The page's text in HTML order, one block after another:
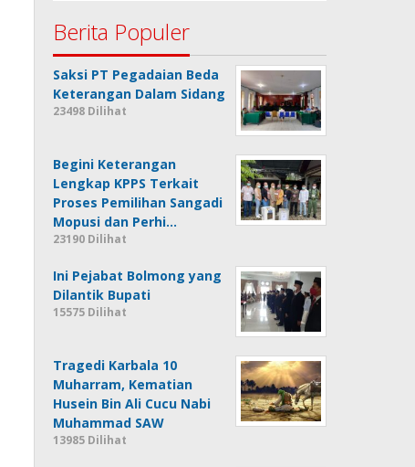
Berita Populer
Saksi PT Pegadaian Beda
Keterangan Dalam Sidang
23498 Dilihat
Begini Keterangan
Lengkap KPPS Terkait
Proses Pemilihan Sangadi
Mopusi dan Perhi…
23190 Dilihat
Ini Pejabat Bolmong yang
Dilantik Bupati
15575 Dilihat
Tragedi Karbala 10
Muharram, Kematian
Husein Bin Ali Cucu Nabi
Muhammad SAW
13985 Dilihat